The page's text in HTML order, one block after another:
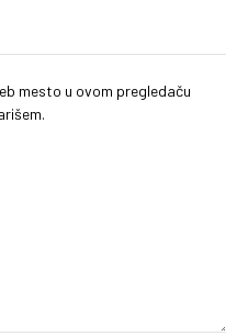
mesto u ovom pregledaču